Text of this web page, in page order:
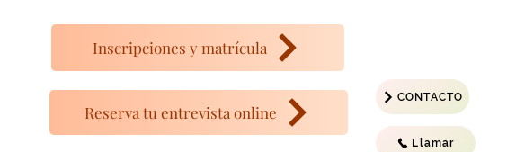
Reserva tu entrevista online
Llamar
CONTACTO
Inscripciones y matrícula